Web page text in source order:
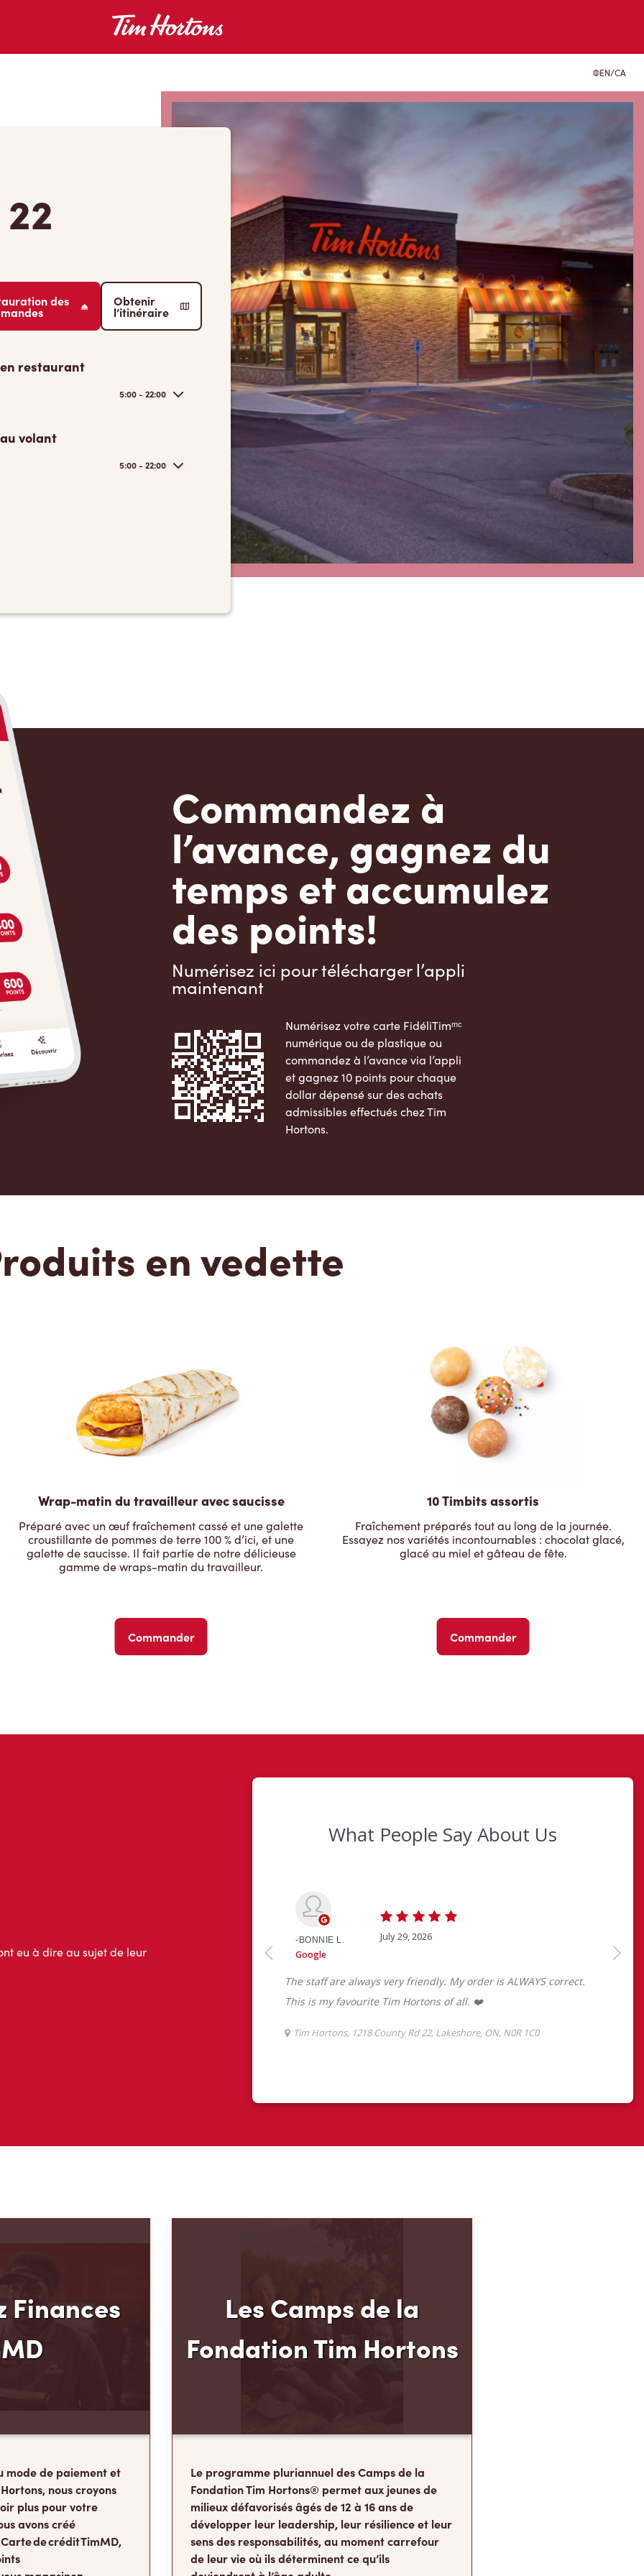
EN/CA
des Obtenir
l’itinéraire
restaurant
5:00 - 22:00
volant
5:00 - 22:00
Commandez à
l’avance, gagnez du
temps et accumulez
des points!
Numérisez ici pour télécharger l’appli
maintenant
Numérisez votre carte FidéliTimᵐᶜ
numérique ou de plastique ou
commandez à l’avance via l’appli
et gagnez 10 points pour chaque
dollar dépensé sur des achats
admissibles effectués chez Tim
Hortons.
en vedette
Wrap-matin du travailleur avec saucisse
Préparé avec un œuf fraîchement cassé et une galette
croustillante de pommes de terre 100 % d’ici, et une
galette de saucisse. Il fait partie de notre délicieuse
gamme de wraps-matin du travailleur.
Commander
10 Timbits assortis
Fraîchement préparés tout au long de la journée.
Essayez nos variétés incontournables : chocolat glacé,
glacé au miel et gâteau de fête.
Commander
nous croyons
plus pour votre
avons créé
de crédit TimMD,
magasinez.
Fondation Tim Hortons
Fondation Tim Hortons® permet aux jeunes de
milieux défavorisés âgés de 12 à 16 ans de
développer leur leadership, leur résilience et leur
sens des responsabilités, au moment carrefour
de leur vie où ils déterminent ce qu’ils
deviendront à l’âge adulte.